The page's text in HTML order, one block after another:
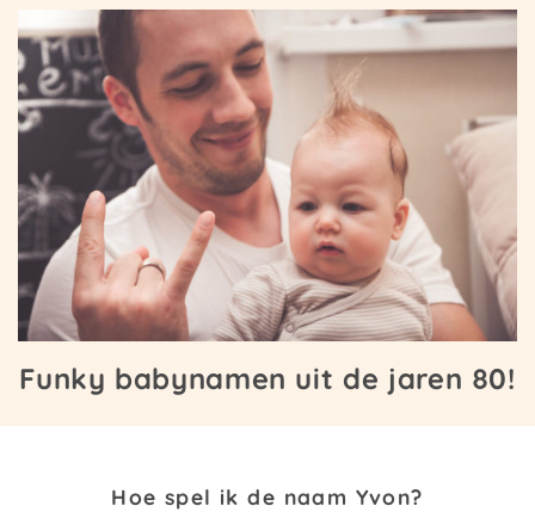
Funky babynamen uit de jaren 80!
Hoe spel ik de naam Yvon?